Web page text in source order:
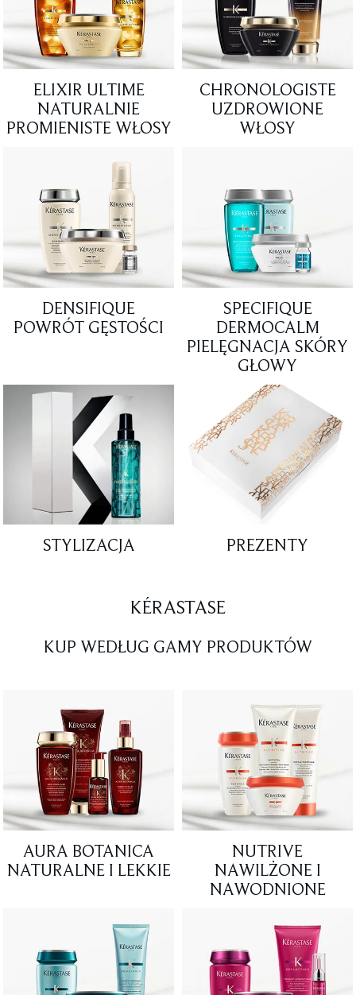
ELIXIR ULTIME
NATURALNIE
PROMIENISTE WŁOSY
CHRONOLOGISTE
UZDROWIONE
WŁOSY
DENSIFIQUE
POWRÓT GĘSTOŚCI
SPECIFIQUE
DERMOCALM
PIELĘGNACJA SKÓRY
GŁOWY
STYLIZACJA PREZENTY
KÉRASTASE
KUP WEDŁUG GAMY PRODUKTÓW
AURA BOTANICA
NATURALNE I LEKKIE
NUTRIVE
NAWILŻONE I
NAWODNIONE